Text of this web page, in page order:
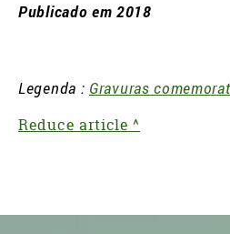
Publicado em 2018
Legenda : Gravuras
Reduce article ^